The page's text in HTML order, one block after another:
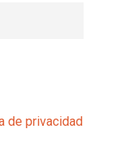
de privacidad